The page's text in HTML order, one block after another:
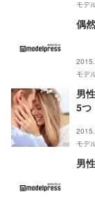
モデ
偶
モデ
男
5つ
モデ
男